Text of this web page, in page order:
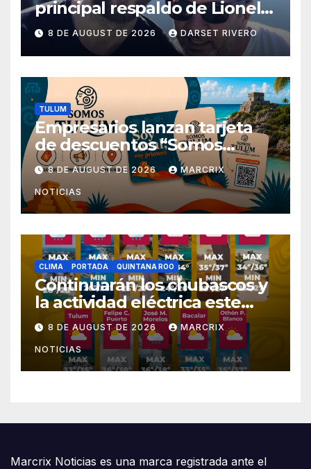
principal respaldo de Lionel
Messi, a los 68 años
8 DE AUGUST DE 2026 DARSET RIVERO
TULUM
Empresarios lanzan tarjeta
de descuentos “Somos
Tulum” para reactivar la
economía
8 DE AUGUST DE 2026 MARCRIX
NOTICIAS
CLIMA PORTADA QUINTANA ROO
Continuarán los chubascos y
la actividad eléctrica este
sábado en Quintana Roo
8 DE AUGUST DE 2026 MARCRIX
NOTICIAS
Marcrix Noticias es una marca registrada ante el